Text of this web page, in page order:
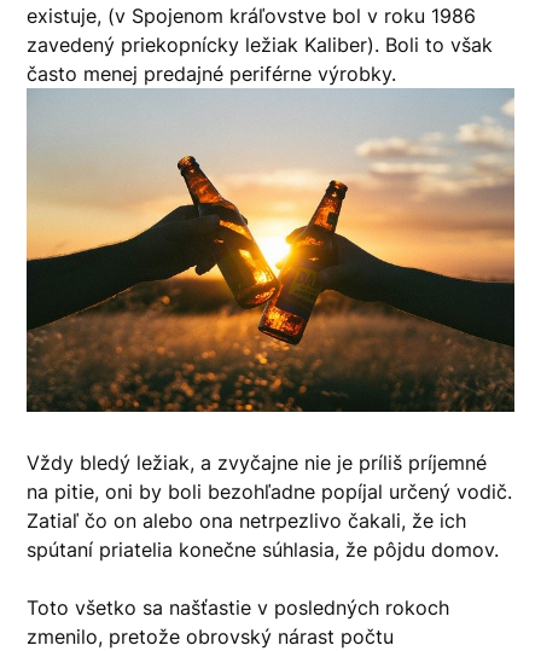
existuje, (v Spojenom kráľovstve bol v roku 1986
zavedený priekopnícky ležiak Kaliber). Boli to však
často menej predajné periférne výrobky.
Vždy bledý ležiak, a zvyčajne nie je príliš príjemné
na pitie, oni by boli bezohľadne popíjal určený vodič.
Zatiaľ čo on alebo ona netrpezlivo čakali, že ich
spútaní priatelia konečne súhlasia, že pôjdu domov.
Toto všetko sa našťastie v posledných rokoch
zmenilo, pretože obrovský nárast počtu